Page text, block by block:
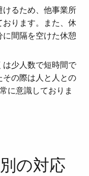
けるため、他事業所
ります。また、休
間隔を空けた休憩
は少人数で短時間で
の際は人と人との
に意識しておりま
の対応